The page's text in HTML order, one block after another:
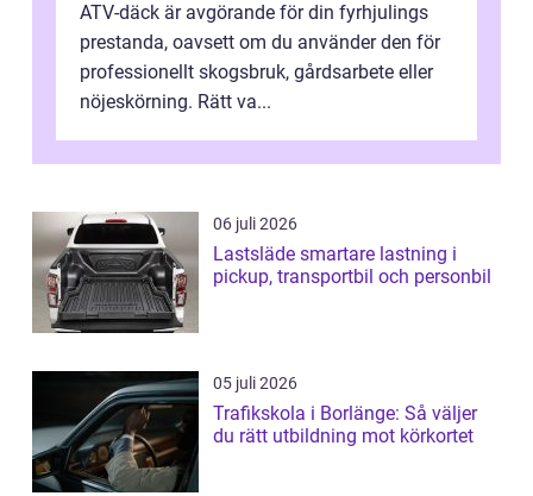
ATV-däck är avgörande för din fyrhjulings
prestanda, oavsett om du använder den för
professionellt skogsbruk, gårdsarbete eller
nöjeskörning. Rätt va...
06 juli 2026
Lastsläde smartare lastning i
pickup, transportbil och personbil
05 juli 2026
Trafikskola i Borlänge: Så väljer
du rätt utbildning mot körkortet